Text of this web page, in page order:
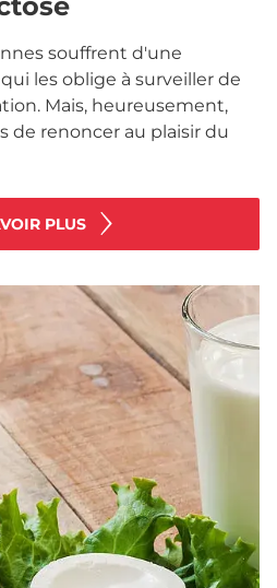
souffrent d'une
les oblige à surveiller de
Mais, heureusement,
de renoncer au plaisir du
PLUS